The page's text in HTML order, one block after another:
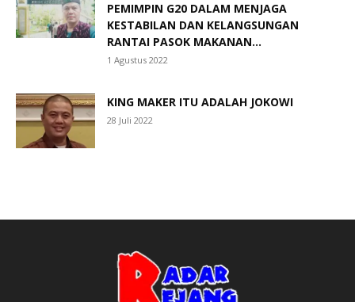
PEMIMPIN G20 DALAM MENJAGA
KESTABILAN DAN KELANGSUNGAN
RANTAI PASOK MAKANAN...
1 Agustus 2022
KING MAKER ITU ADALAH JOKOWI
28 Juli 2022